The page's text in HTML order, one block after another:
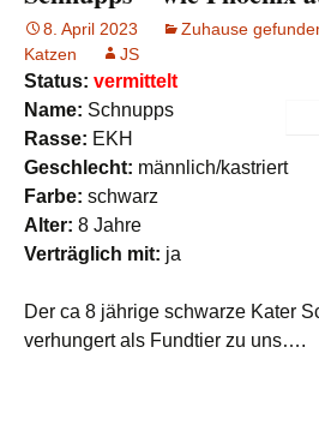
8. April 2023 Zuhause
Katzen
JS
Status: vermittelt
Name: Schnupps
Rasse: EKH
Geschlecht: männlich/kastriert
Farbe: schwarz
Alter: 8 Jahre
Verträglich mit: ja
Der ca 8 jährige schwarze Kater
verhungert als Fundtier zu uns….